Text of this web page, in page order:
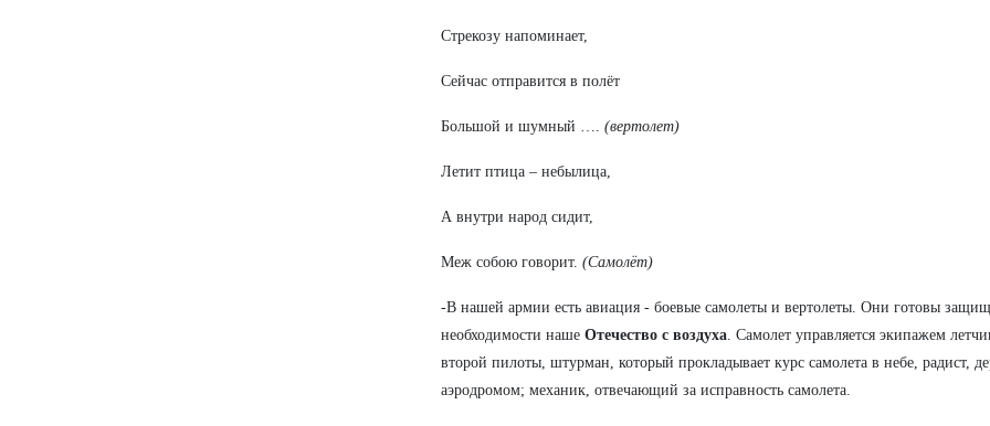
Стрекозу напоминает,
Сейчас отправится в полёт
Большой и шумный …. (вертолет)
Летит птица – небылица,
А внутри народ сидит,
Меж собою говорит. (Самолёт)
-В нашей армии есть авиация - боевые самолеты и вертолеты. Они готовы
необходимости наше Отечество с воздуха. Самолет управляется экипажем
второй пилоты, штурман, который прокладывает курс самолета в небе, радист,
аэродромом; механик, отвечающий за исправность самолета.